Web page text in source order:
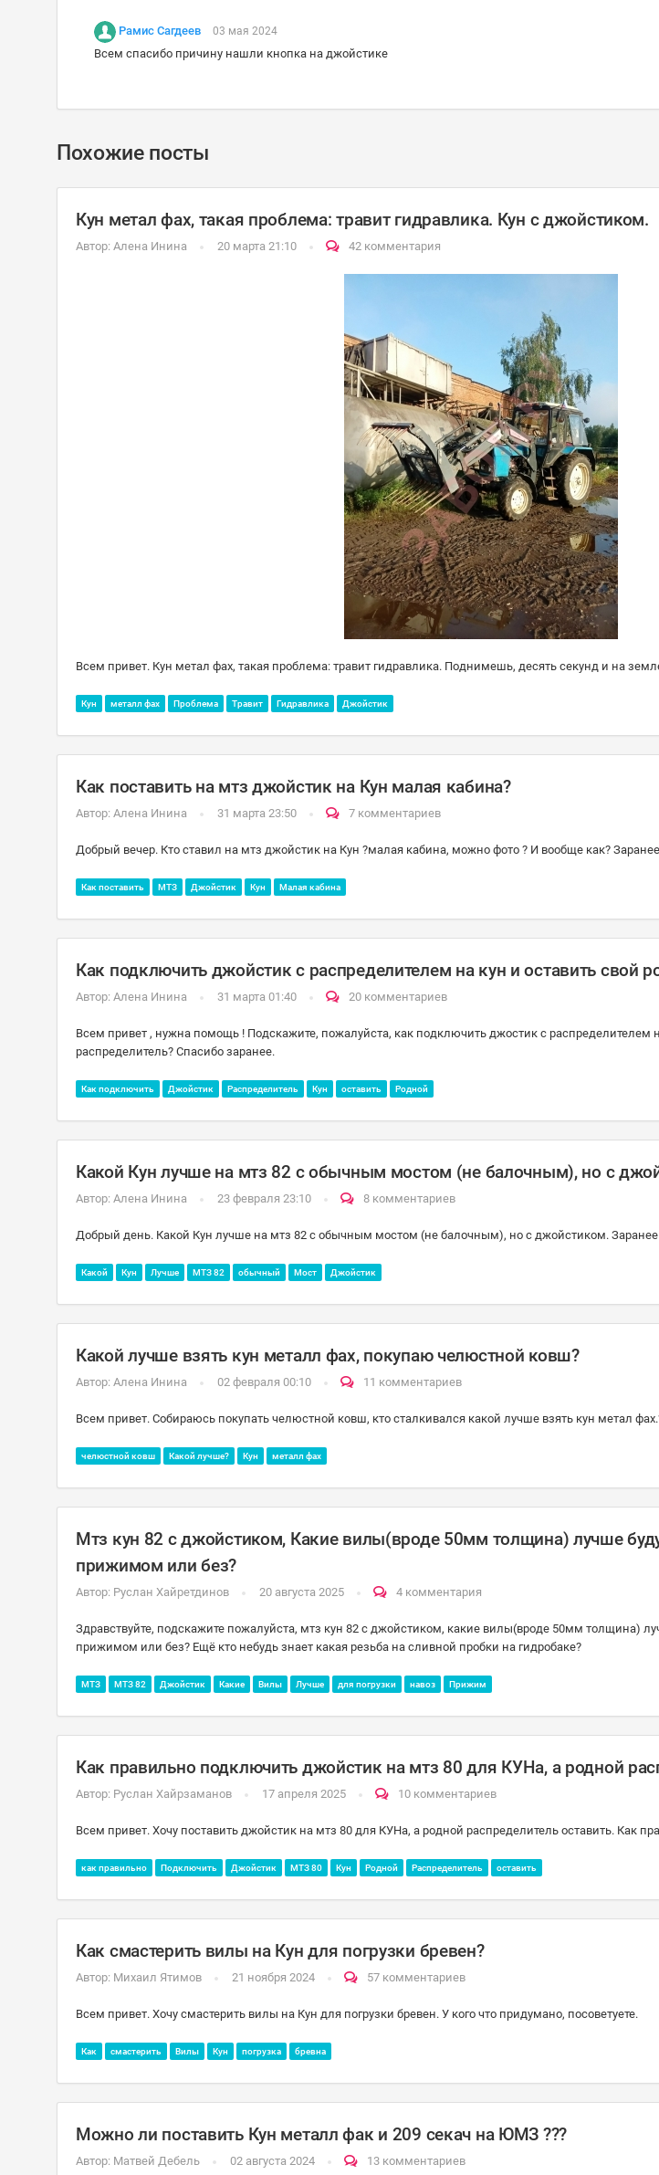
Рамис Сагдеев 03 мая 2024
Всем спасибо причину нашли кнопка на джойстике
Похожие посты
Кун метал фах, такая проблема: травит гидравлика. Кун с джойстиком.
Автор: Алена Инина 20 марта 21:10 42 комментария
Всем привет. Кун метал фах, такая проблема: травит гидравлика. Поднимешь, десять секунд и на
Кун металл фах Проблема Травит Гидравлика Джойстик
Как поставить на мтз джойстик на Кун малая кабина?
Автор: Алена Инина 31 марта 23:50 7 комментариев
Добрый вечер. Кто ставил на мтз джойстик на Кун ?малая кабина, можно фото ? И вообще как?
Как поставить МТЗ Джойстик Кун Малая кабина
Как подключить джойстик с распределителем на кун и оставить свой
Автор: Алена Инина 31 марта 01:40 20 комментариев
Всем привет , нужна помощь ! Подскажите, пожалуйста, как подключить джостик с распределителем
распределитель? Спасибо заранее.
Как подключить Джойстик Распределитель Кун оставить Родной
Какой Кун лучше на мтз 82 с обычным мостом (не балочным), но с
Автор: Алена Инина 23 февраля 23:10 8 комментариев
Добрый день. Какой Кун лучше на мтз 82 с обычным мостом (не балочным), но с джойстиком. Заранее
Какой Кун Лучше МТЗ 82 обычный Мост Джойстик
Какой лучше взять кун металл фах, покупаю челюстной ковш?
Автор: Алена Инина 02 февраля 00:10 11 комментариев
Всем привет. Собираюсь покупать челюстной ковш, кто сталкивался какой лучше взять кун метал
челюстной ковш Какой лучше? Кун металл фах
Мтз кун 82 с джойстиком, Какие вилы(вроде 50мм толщина) лучше
прижимом или без?
Автор: Руслан Хайретдинов 20 августа 2025 4 комментария
Здравствуйте, подскажите пожалуйста, мтз кун 82 с джойстиком, какие вилы(вроде 50мм толщина)
прижимом или без? Ещё кто небудь знает какая резьба на сливной пробки на гидробаке?
МТЗ МТЗ 82 Джойстик Какие Вилы Лучше для погрузки навоз Прижим
Как правильно подключить джойстик на мтз 80 для КУНа, а родной
Автор: Руслан Хайрзаманов 17 апреля 2025 10 комментариев
Всем привет. Хочу поставить джойстик на мтз 80 для КУНа, а родной распределитель оставить. Как
как правильно Подключить Джойстик МТЗ 80 Кун Родной Распределитель оставить
Как смастерить вилы на Кун для погрузки бревен?
Автор: Михаил Ятимов 21 ноября 2024 57 комментариев
Всем привет. Хочу смастерить вилы на Кун для погрузки бревен. У кого что придумано, посоветуете.
Как смастерить Вилы Кун погрузка бревна
Можно ли поставить Кун металл фак и 209 секач на ЮМЗ ???
Автор: Матвей Дебель 02 августа 2024 13 комментариев